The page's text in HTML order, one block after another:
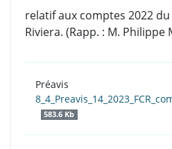
relatif aux comptes 2022
Riviera. (Rapp. : M.
Préavis
583.6 Kb